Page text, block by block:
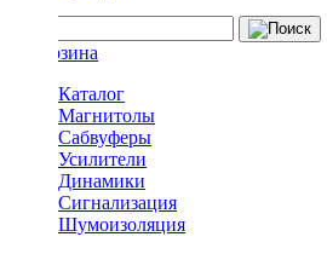
Каталог
Магнитолы
Сабвуферы
Усилители
Динамики
Сигнализация
Шумоизоляция